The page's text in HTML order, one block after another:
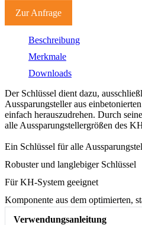
Zur Anfrage
Beschreibung
Merkmale
Downloads
Der Schlüssel dient dazu,
Aussparungsteller aus
einfach herauszudrehen. Durch
alle Aussparungstellergrößen des
Ein Schlüssel für alle
Robuster und langlebiger Schlüssel
Für KH-System geeignet
Komponente aus dem optimierten,
Verwendungsanleitung